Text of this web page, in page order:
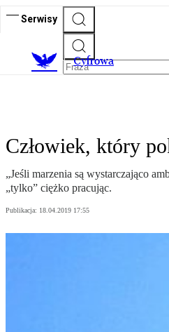
Serwisy
Cyfrowa
Człowiek, który
„Jeśli marzenia są wystarczająco
„tylko” ciężko pracując.
Publikacja: 18.04.2019 17:55